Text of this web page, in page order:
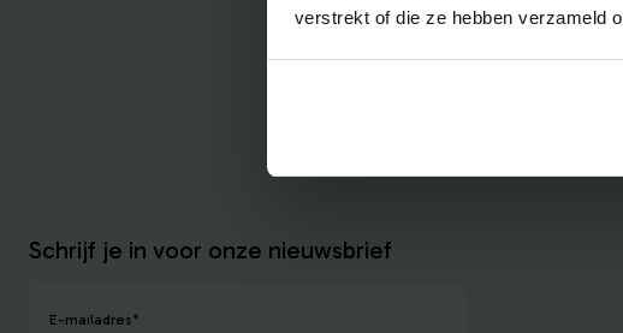
verstrekt of die ze hebben verzameld
Schrijf je in voor onze nieuwsbrief
E-mailadres*